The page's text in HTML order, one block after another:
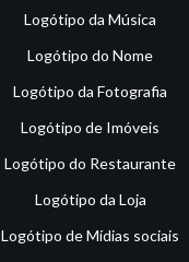
Logótipo da Música
Logótipo do Nome
Logótipo da Fotografia
Logótipo de Imóveis
Logótipo do Restaurante
Logótipo da Loja
Logótipo de Mídias sociais